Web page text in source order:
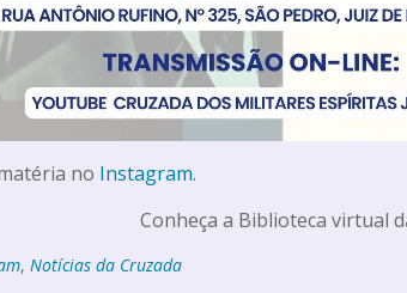
no Instagram.
Conheça a Biblioteca virtual
, Notícias da Cruzada